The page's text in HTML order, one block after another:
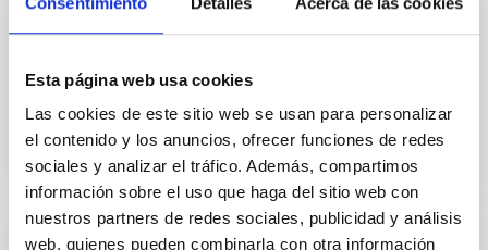
Esta página web usa cookies
Las cookies de este sitio web se usan para personalizar
el contenido y los anuncios, ofrecer funciones de redes
sociales y analizar el tráfico. Además, compartimos
información sobre el uso que haga del sitio web con
nuestros partners de redes sociales, publicidad y análisis
web, quienes pueden combinarla con otra información
Anteriores
VÍDEO DE LA CHARLA